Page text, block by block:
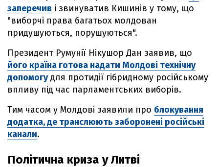
заперечив і звинуватив Кишинів у тому, що
"виборчі права багатьох молдован
придушуються, порушуються".
Президент Румунії Нікушор Дан заявив, що
його країна готова надати Молдові технічну
допомогудля протидії гібридному російському
впливу під час парламентських виборів.
Тим часом у Молдові заявили про блокування
додатка, де транслюють заборонені російські
канали.
Політична криза у Литві